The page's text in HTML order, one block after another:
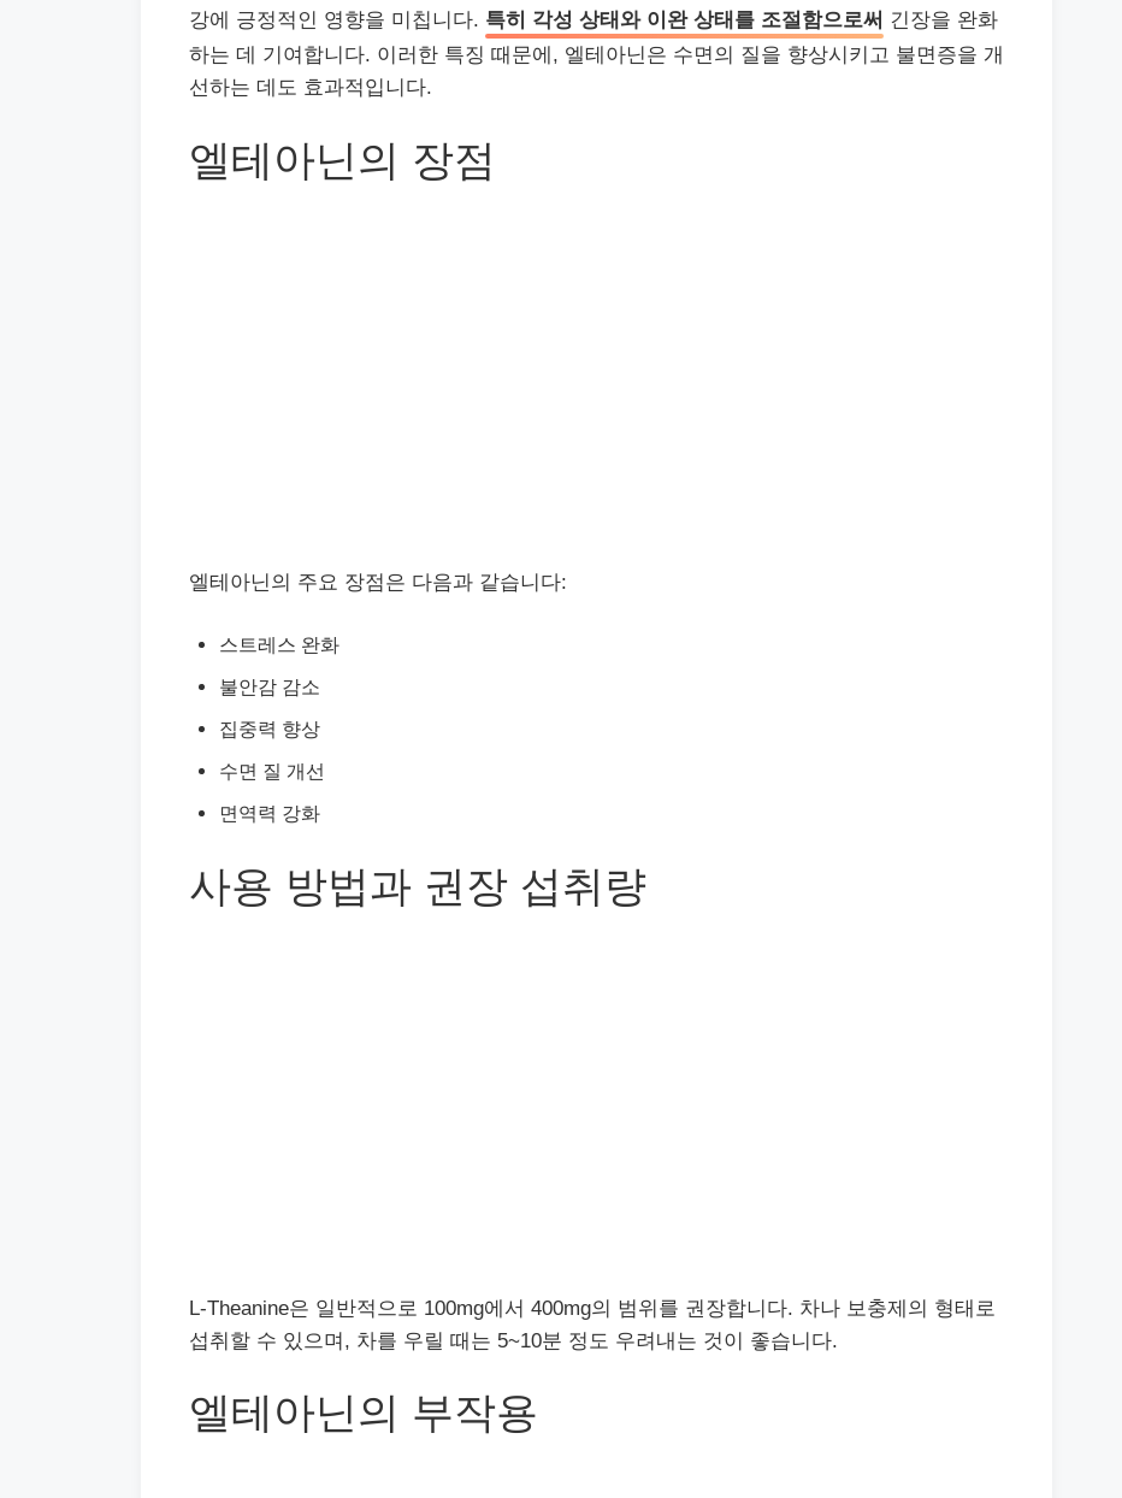
강에 긍정적인 영향을 미칩니다. 특히 각성 상태와 이완 상태를 조절함으로써 긴장을 완화
하는 데 기여합니다. 이러한 특징 때문에, 엘테아닌은 수면의 질을 향상시키고 불면증을 개
선하는 데도 효과적입니다.
엘테아닌의 장점
엘테아닌의 주요 장점은 다음과 같습니다:
스트레스 완화
불안감 감소
집중력 향상
수면 질 개선
면역력 강화
사용 방법과 권장 섭취량
L-Theanine은 일반적으로 100mg에서 400mg의 범위를 권장합니다. 차나 보충제의 형태로
섭취할 수 있으며, 차를 우릴 때는 5~10분 정도 우려내는 것이 좋습니다.
엘테아닌의 부작용